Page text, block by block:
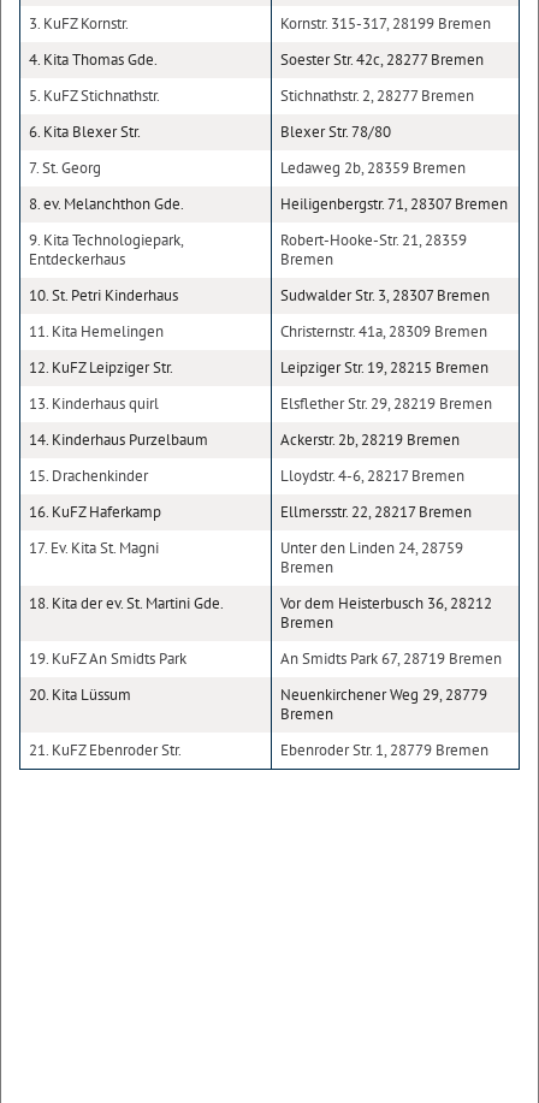
3. KuFZ Kornstr.
Kornstr. 315-317, 28199 Bremen
4. Kita Thomas Gde.
Soester Str. 42c, 28277 Bremen
5. KuFZ Stichnathstr.
Stichnathstr. 2, 28277 Bremen
6. Kita Blexer Str.
Blexer Str. 78/80
7. St. Georg
Ledaweg 2b, 28359 Bremen
8. ev. Melanchthon Gde.
Heiligenbergstr. 71, 28307 Bremen
9. Kita Technologiepark,
Entdeckerhaus
Robert-Hooke-Str. 21, 28359
Bremen
10. St. Petri Kinderhaus
Sudwalder Str. 3, 28307 Bremen
11. Kita Hemelingen
Christernstr. 41a, 28309 Bremen
12. KuFZ Leipziger Str.
Leipziger Str. 19, 28215 Bremen
13. Kinderhaus quirl
Elsflether Str. 29, 28219 Bremen
14. Kinderhaus Purzelbaum
Ackerstr. 2b, 28219 Bremen
15. Drachenkinder
Lloydstr. 4-6, 28217 Bremen
16. KuFZ Haferkamp
Ellmersstr. 22, 28217 Bremen
17. Ev. Kita St. Magni
Unter den Linden 24, 28759
Bremen
18. Kita der ev. St. Martini Gde.
Vor dem Heisterbusch 36, 28212
Bremen
19. KuFZ An Smidts Park
An Smidts Park 67, 28719 Bremen
20. Kita Lüssum
Neuenkirchener Weg 29, 28779
Bremen
21. KuFZ Ebenroder Str.
Ebenroder Str. 1, 28779 Bremen